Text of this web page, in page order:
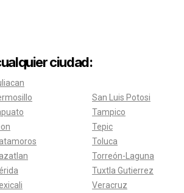
ciudad:
San Luis Potosi
Tampico
Tepic
Toluca
Torreón-Laguna
Tuxtla Gutierrez
Veracruz